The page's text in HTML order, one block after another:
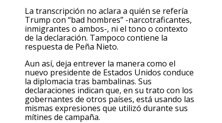
La transcripción no aclara a quién se refería
Trump con “bad hombres” -narcotraficantes,
inmigrantes o ambos-, ni el tono o contexto
de la declaración. Tampoco contiene la
respuesta de Peña Nieto.
Aun así, deja entrever la manera como el
nuevo presidente de Estados Unidos conduce
la diplomacia tras bambalinas. Sus
declaraciones indican que, en su trato con los
gobernantes de otros países, está usando las
mismas expresiones que utilizó durante sus
mítines de campaña.